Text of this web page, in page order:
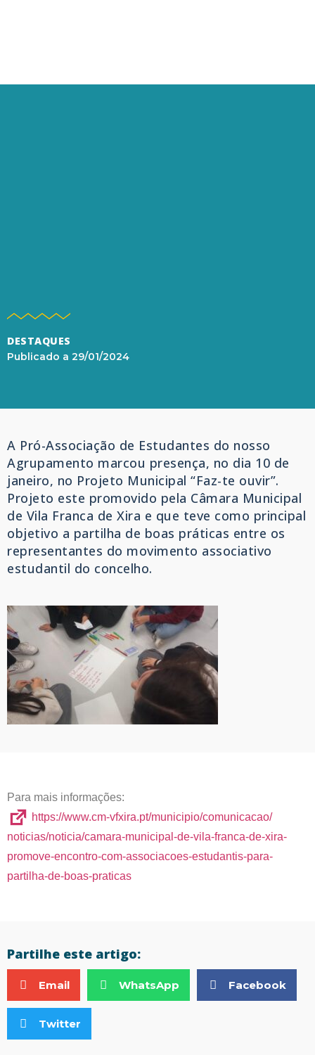
DESTAQUES
Publicado a 29/01/2024
A Pró-Associação de Estudantes do nosso
Agrupamento marcou presença, no dia 10 de
janeiro, no Projeto Municipal “Faz-te ouvir”.
Projeto este promovido pela Câmara Municipal
de Vila Franca de Xira e que teve como principal
objetivo a partilha de boas práticas entre os
representantes do movimento associativo
estudantil do concelho.
Para mais informações:
https://www.cm-vfxira.pt/municipio/comunicacao/
noticias/noticia/camara-municipal-de-vila-franca-de-xira-
promove-encontro-com-associacoes-estudantis-para-
partilha-de-boas-praticas
Partilhe este artigo:
Email WhatsApp Facebook
Twitter